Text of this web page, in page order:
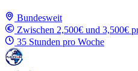
Bundesweit
Zwischen 2,500€ und 3,500€
35 Stunden pro Woche